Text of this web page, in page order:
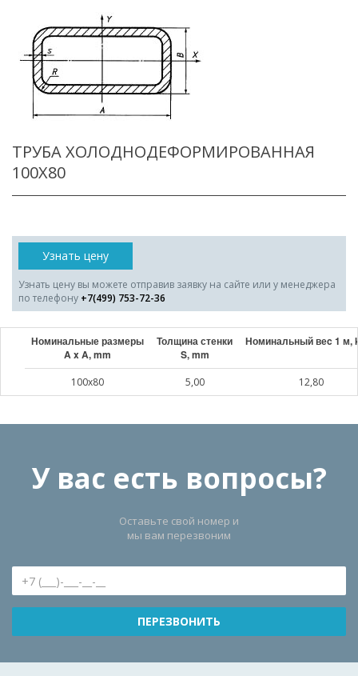
ТРУБА ХОЛОДНОДЕФОРМИРОВАННАЯ
100X80
Узнать цену
Узнать цену вы можете отправив заявку на сайте или у менеджера
по телефону +7(499) 753-72-36
Номинальные размеры
A x A, mm
Толщина стенки
S, mm
Номинальный веc 1 м,
100x80 5,00 12,80
У вас есть вопросы?
Оставьте свой номер и
мы вам перезвоним